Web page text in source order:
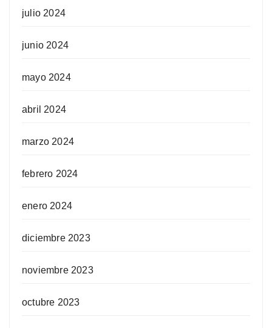
julio 2024
junio 2024
mayo 2024
abril 2024
marzo 2024
febrero 2024
enero 2024
diciembre 2023
noviembre 2023
octubre 2023